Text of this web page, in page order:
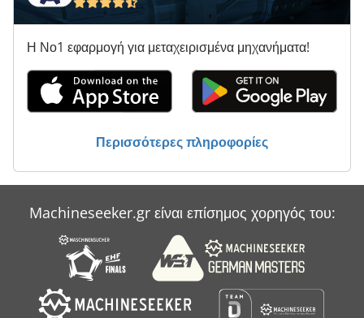
Η Νο1 εφαρμογή για μεταχειρισμένα μηχανήματα!
Περισσότερες πληροφορίες
Machineseeker.gr είναι επίσημος χορηγός του: